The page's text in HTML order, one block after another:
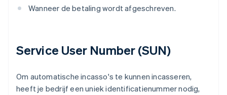
Wanneer de betaling wordt afgeschreven.
Service User Number (SUN)
Om automatische incasso's te kunnen incasseren,
heeft je bedrijf een uniek identificatienummer nodig,